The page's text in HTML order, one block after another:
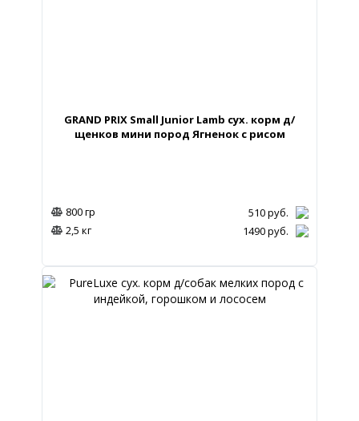
GRAND PRIX Small Junior Lamb сух. корм д/
щенков мини пород Ягненок с рисом
800 гр 510руб.
2,5 кг
1490руб.